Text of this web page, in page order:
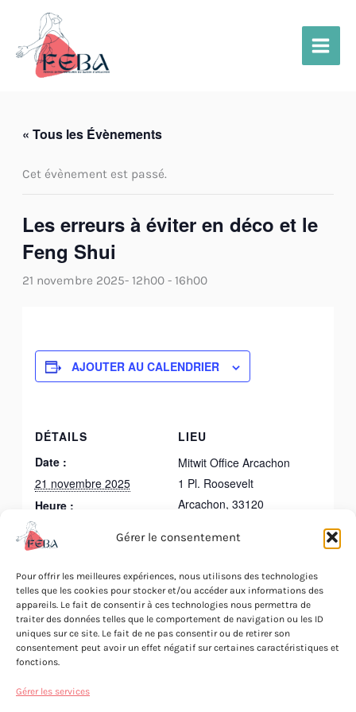
Gérer le consentement
Pour offrir les meilleures expériences, nous utilisons des technologies
telles que les cookies pour stocker et/ou accéder aux informations des
appareils. Le fait de consentir à ces technologies nous permettra de
traiter des données telles que le comportement de navigation ou les ID
uniques sur ce site. Le fait de ne pas consentir ou de retirer son
consentement peut avoir un effet négatif sur certaines caractéristiques et
fonctions.
Gérer les services
contenu
« Tous les Évènements
Cet évènement est passé.
Les erreurs à éviter en déco et le
Feng Shui
21 novembre 2025- 12h00 -16h00
AJOUTER AU CALENDRIER
DÉTAILS
Date :
21 novembre 2025
Heure :
12h00 - 16h00
Catégorie
Déjeuner cercle
business
LIEU
Mitwit Office Arcachon
1 Pl. Roosevelt
Arcachon, 33120
commerciale